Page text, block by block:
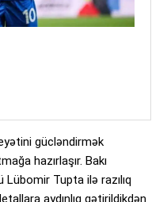
gücləndirmək
hazırlaşır. Bakı
Tupta ilə razılıq
aydınlıq gətirildikdən